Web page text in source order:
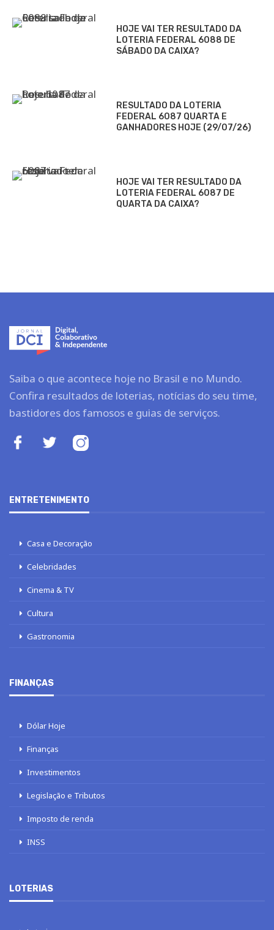
HOJE VAI TER RESULTADO DA
LOTERIA FEDERAL 6088 DE
SÁBADO DA CAIXA?
RESULTADO DA LOTERIA
FEDERAL 6087 QUARTA E
GANHADORES HOJE (29/07/26)
HOJE VAI TER RESULTADO DA
LOTERIA FEDERAL 6087 DE
QUARTA DA CAIXA?
Saiba o que acontece hoje no Brasil e no Mundo.
Confira resultados de loterias, notícias do seu time,
bastidores dos famosos e guias de serviços.
ENTRETENIMENTO
Casa e Decoração
Celebridades
Cinema & TV
Cultura
Gastronomia
FINANÇAS
Dólar Hoje
Finanças
Investimentos
Legislação e Tributos
Imposto de renda
INSS
LOTERIAS